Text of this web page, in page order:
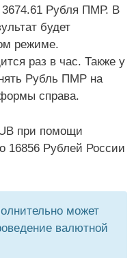
3674.61 Рубля ПМР. В
будет
режиме.
раз в час. Также у
Рубль ПМР на
справа.
при помощи
16856 Рублей России
может
валютной